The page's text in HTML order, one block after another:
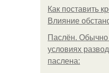
Как поставить
Влияние
Паслён.
условиях
паслена: